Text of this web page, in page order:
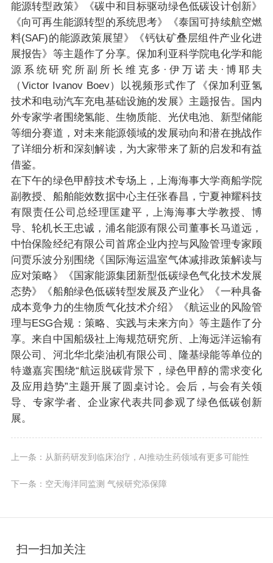
能源转型政策》《碳中和目标驱动绿色低碳设计创新》
《向可再生能源转型的系统思考》《泰国可持续航空燃
料(SAF)的能源政策展望》《钙钛矿叠层组件产业化进
展报告》等主题作了分享。保加利亚科学院电化学和能
源系统研究所副所长维克多·伊万诺夫·博耶夫
（Victor Ivanov Boev）以视频形式作了《保加利亚氢
技术和电动汽车充电基础设施的发展》主题报告。国内
外专家学者围绕氢能、生物质能、光伏电池、新型储能
等细分赛道，对未来能源领域的发展动向和潜在挑战作
了详细分析和深刻解读，为大家带来了新的启发和有益
借鉴。
在下午的绿色甲醇技术专场上，上海海事大学商船学院
副教授、船舶能效数据中心主任张春昌，宁夏神耀科技
有限责任公司总经理匡建平，上海海事大学教授、博
导、轮机长王忠诚，浦名能源有限公司董事长马道远，
中怡保险经纪有限公司首席企业内控与风险管理专家顾
问贾乐波分别围绕《国际海运温室气体减排政策解读与
应对策略》《国家能源集团新型低碳绿色气化技术发展
态势》《船舶绿色低碳转型发展及产业化》《一种具备
成本竟争力的生物质气化技术介绍》《航运业的风险管
理与ESG合规：策略、实践与未来方向》等主题作了分
享。来自中国船级社上海规范研究所、上海远洋运输有
限公司、河北华北柴油机有限公司、隆基绿能等单位的
特邀嘉宾围绕“航运脱碳背景下，绿色甲醇的需求变化
及应用趋势”主题开展了圆桌讨论。会后，与会有关领
导、专家学者、企业家代表共同参观了绿色低碳创新
展。
上一条：从新药研发到临床治疗，AI推动生药领域有更多可能性
下一条：空天海洋同监测 气候研究添保障
扫一扫加关注